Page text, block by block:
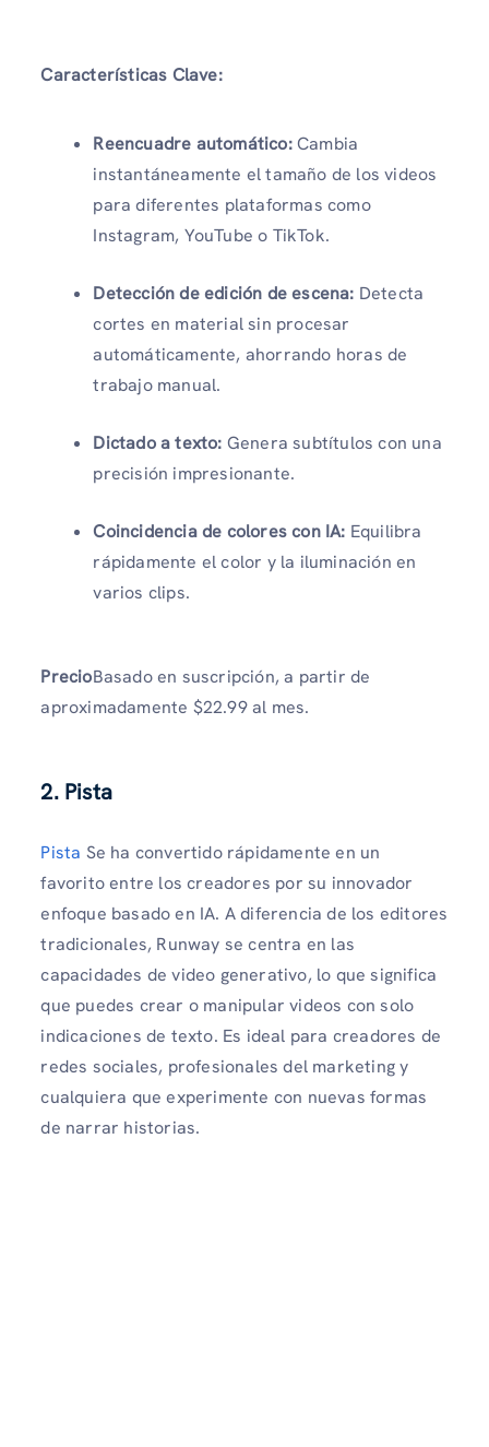
Características Clave:
Reencuadre automático:Cambia
instantáneamente el tamaño de los videos
para diferentes plataformas como
Instagram, YouTube o TikTok.
Detección de edición de escena: Detecta
cortes en material sin procesar
automáticamente, ahorrando horas de
trabajo manual.
Dictado a texto: Genera subtítulos con una
precisión impresionante.
Coincidencia de colores con IA: Equilibra
rápidamente el color y la iluminación en
varios clips.
PrecioBasado en suscripción, a partir de
aproximadamente $22.99 al mes.
2. Pista
Pista Se ha convertido rápidamente en un
favorito entre los creadores por su innovador
enfoque basado en IA. A diferencia de los editores
tradicionales, Runway se centra en las
capacidades de video generativo, lo que significa
que puedes crear o manipular videos con solo
indicaciones de texto. Es ideal para creadores de
redes sociales, profesionales del marketing y
cualquiera que experimente con nuevas formas
de narrar historias.